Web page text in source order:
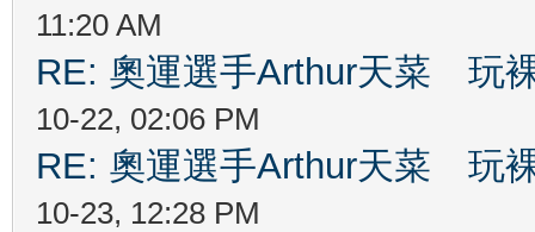
11:20 AM
RE: 奧運選手Arthur天菜 玩
10-22, 02:06 PM
RE: 奧運選手Arthur天菜 玩
10-23, 12:28 PM